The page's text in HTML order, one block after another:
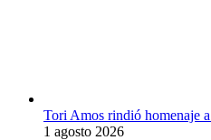
Tori Amos rindió homenaje
1 agosto 2026